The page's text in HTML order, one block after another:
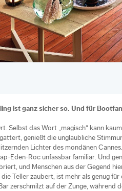
ist ganz sicher so. Und für
Selbst das Wort „magisch“ kann
genießt die unglaubliche
Lichter des mondänen
Eden-Roc unfassbar familiär. Und
und Menschen aus der Gegend
Teller zaubert, ist mehr als genug
zerschmilzt auf der Zunge,